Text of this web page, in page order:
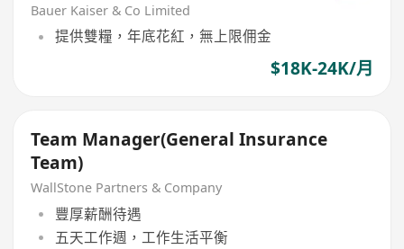
Bauer Kaiser & Co Limited
提供雙糧，年底花紅，無上限佣金
$18K-24K/月
Team Manager(General Insurance
Team)
WallStone Partners & Company
豐厚薪酬待遇
五天工作週，工作生活平衡